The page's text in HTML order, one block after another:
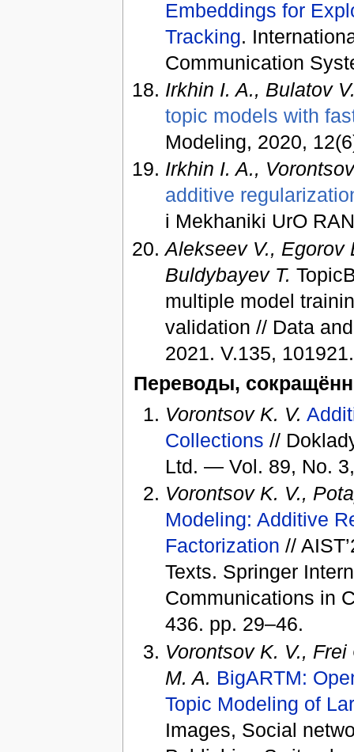
Embeddings for
Tracking.
Communication
Irkhin I. A., Bulatov
topic models with
Modeling, 2020,
Irkhin I. A.,
additive
i Mekhaniki UrO
Alekseev V., Egorov
Buldybayev T.
multiple model
validation // Data
2021. V.135, 101921.
Переводы,
Vorontsov K. V.
Collections //
Ltd. — Vol. 89, No.
Vorontsov K. V.,
Modeling: Additive
Factorization //
Texts. Springer
Communications in
436. pp. 29–46.
Vorontsov K. V.,
M. A. BigARTM:
Topic Modeling of
Images, Social